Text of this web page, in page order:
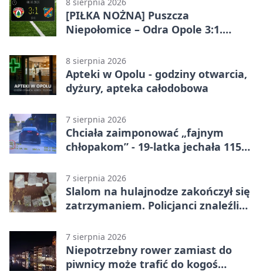
[PIŁKA NOŻNA] Puszcza
Niepołomice – Odra Opole 3:1.
ligi
8 sierpnia 2026
Apteki w Opolu - godziny otwarcia,
dyżury, apteka całodobowa
7 sierpnia 2026
Chciała zaimponować „fajnym
chłopakom” - 19-latka jechała 115
7 sierpnia 2026
Slalom na hulajnodze zakończył się
zatrzymaniem. Policjanci znaleźli
7 sierpnia 2026
Niepotrzebny rower zamiast do
piwnicy może trafić do kogoś